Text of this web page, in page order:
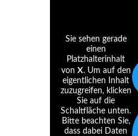
Sie sehen gerade
einen
Platzhalterinhalt
von X. Um auf den
eigentlichen Inhalt
zuzugreifen, klicken
Sie auf die
Schaltfläche unten.
Bitte beachten Sie,
dass dabei Daten